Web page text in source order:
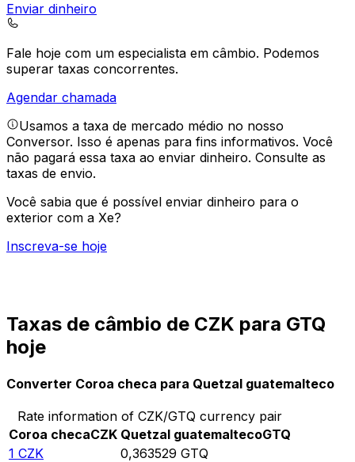
Enviar dinheiro
Fale hoje com um especialista em câmbio. Podemos
superar taxas concorrentes.
Agendar chamada
Usamos a taxa de mercado médio no nosso
Conversor. Isso é apenas para fins informativos. Você
não pagará essa taxa ao enviar dinheiro. Consulte as
taxas de envio.
Você sabia que é possível enviar dinheiro para o
exterior com a Xe?
Inscreva-se hoje
Taxas de câmbio de CZK para GTQ
hoje
Converter Coroa checa para Quetzal guatemalteco
Rate information of CZK/GTQ currency pair
Coroa checaCZK Quetzal guatemaltecoGTQ
1 CZK 0,363529 GTQ